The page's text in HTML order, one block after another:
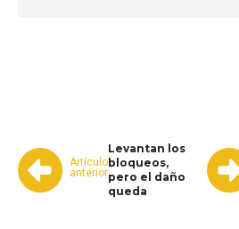
Artículo
anterior
Levantan los
bloqueos,
pero el daño
queda